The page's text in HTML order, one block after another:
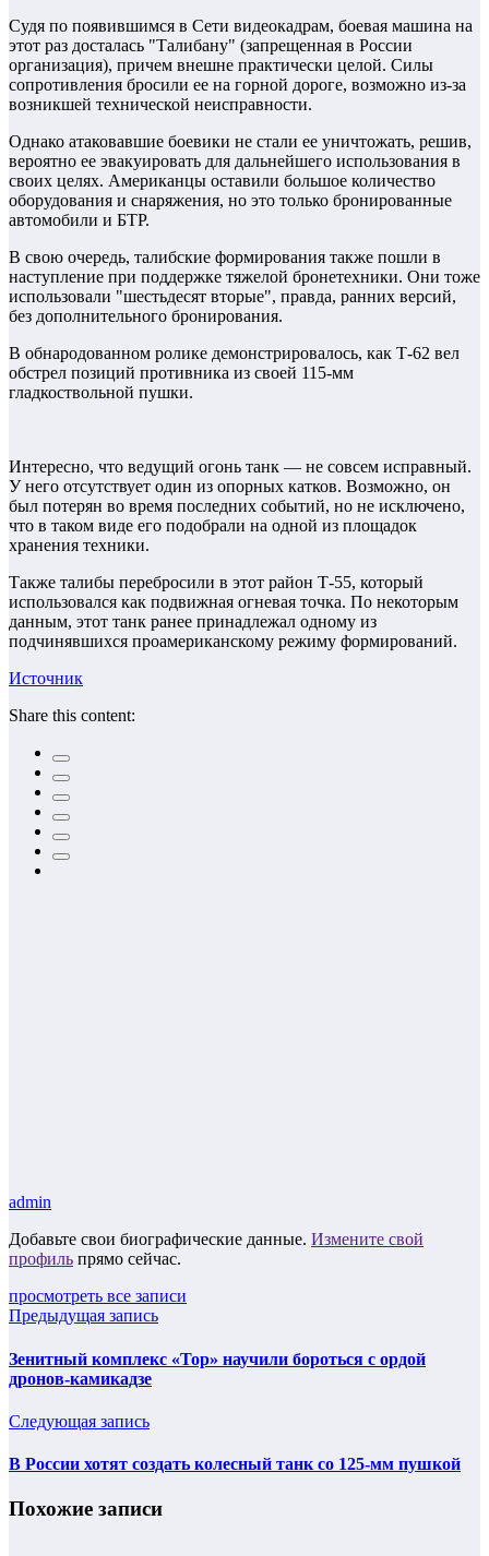
Судя по появившимся в Сети видеокадрам, боевая машина на
этот раз досталась "Талибану" (запрещенная в России
организация), причем внешне практически целой. Силы
сопротивления бросили ее на горной дороге, возможно из-за
возникшей технической неисправности.
Однако атаковавшие боевики не стали ее уничтожать, решив,
вероятно ее эвакуировать для дальнейшего использования в
своих целях. Американцы оставили большое количество
оборудования и снаряжения, но это только бронированные
автомобили и БТР.
В свою очередь, талибские формирования также пошли в
наступление при поддержке тяжелой бронетехники. Они тоже
использовали "шестьдесят вторые", правда, ранних версий,
без дополнительного бронирования.
В обнародованном ролике демонстрировалось, как Т-62 вел
обстрел позиций противника из своей 115-мм
гладкоствольной пушки.
Интересно, что ведущий огонь танк — не совсем исправный.
У него отсутствует один из опорных катков. Возможно, он
был потерян во время последних событий, но не исключено,
что в таком виде его подобрали на одной из площадок
хранения техники.
Также талибы перебросили в этот район Т-55, который
использовался как подвижная огневая точка. По некоторым
данным, этот танк ранее принадлежал одному из
подчинявшихся проамериканскому режиму формирований.
Источник
Share this content:
admin
Добавьте свои биографические данные. Измените свой
профиль прямо сейчас.
просмотреть все записи
Предыдущая запись
Зенитный комплекс «Тор» научили бороться с ордой
дронов-камикадзе
Следующая запись
В России хотят создать колесный танк со 125-мм пушкой
Похожие записи